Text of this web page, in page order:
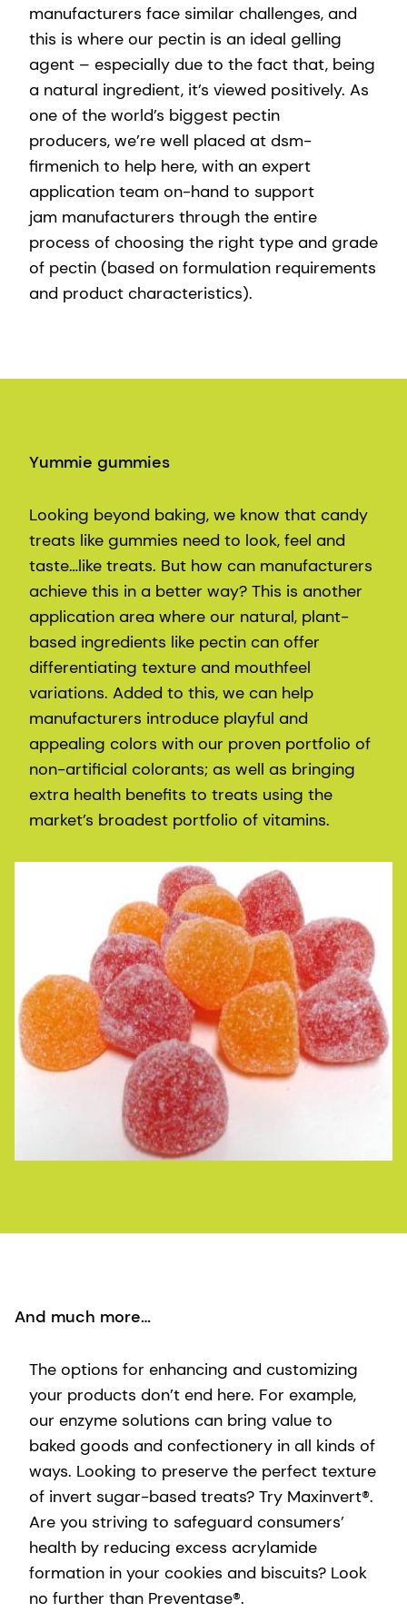
manufacturers face similar challenges, and
this is where our pectin is an ideal gelling
agent – especially due to the fact that, being
a natural ingredient, it’s viewed positively. As
one of the world’s biggest pectin
producers, we’re well placed at dsm-
firmenich to help here, with an expert
application team on-hand to support
jam manufacturers through the entire
process of choosing the right type and grade
of pectin (based on formulation requirements
and product characteristics).
Yummie gummies
Looking beyond baking, we know that candy
treats like gummies need to look, feel and
taste…like treats. But how can manufacturers
achieve this in a better way? This is another
application area where our natural, plant-
based ingredients like pectin can offer
differentiating texture and mouthfeel
variations. Added to this, we can help
manufacturers introduce playful and
appealing colors with our proven portfolio of
non-artificial colorants; as well as bringing
extra health benefits to treats using the
market’s broadest portfolio of vitamins.
And much more…
The options for enhancing and customizing
your products don’t end here. For example,
our enzyme solutions can bring value to
baked goods and confectionery in all kinds of
ways. Looking to preserve the perfect texture
of invert sugar-based treats? Try Maxinvert®.
Are you striving to safeguard consumers’
health by reducing excess acrylamide
formation in your cookies and biscuits? Look
no further than Preventase®.